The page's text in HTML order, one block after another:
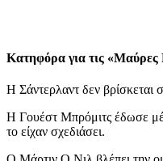
Κατηφόρα για τις «Μαύρες
Η Σάντερλαντ δεν βρίσκεται
Η Γουέστ Μπρόμιτς έδωσε
το είχαν σχεδιάσει.